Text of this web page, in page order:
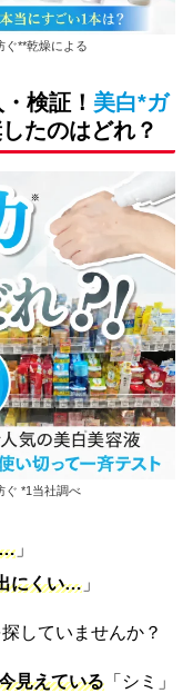
ぐ**乾燥による
検証！ 美白*ガ
たのはどれ？
ぐ *1当社調べ
… 」
にくい… 」
していませんか？
見えている 「シミ」